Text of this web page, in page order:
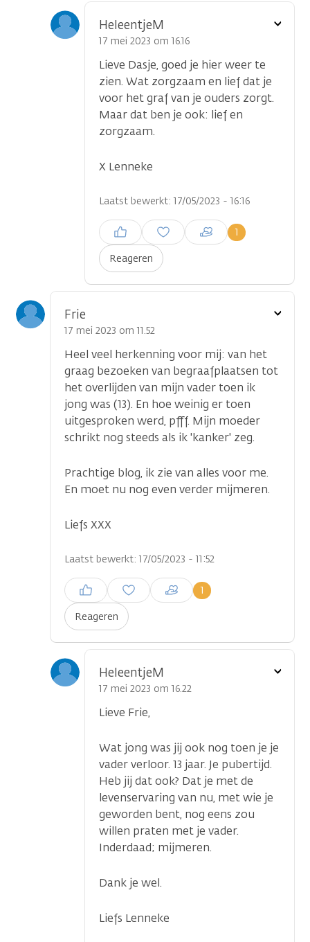
HeleentjeM
17 mei 2023 om 16.16
Lieve Dasje, goed je hier weer te
zien. Wat zorgzaam en lief dat je
voor het graf van je ouders zorgt.
Maar dat ben je ook: lief en
zorgzaam.
X Lenneke
Laatst bewerkt: 17/05/2023 - 16:16
Reageren
1
Inloggen om een reactie te
plaatsen
Toon
Frie
17 mei 2023 om 11.52
Heel veel herkenning voor mij: van het
graag bezoeken van begraafplaatsen tot
het overlijden van mijn vader toen ik
jong was (13). En hoe weinig er toen
uitgesproken werd, pfff. Mijn moeder
schrikt nog steeds als ik 'kanker' zeg.
Prachtige blog, ik zie van alles voor me.
En moet nu nog even verder mijmeren.
Liefs XXX
Laatst bewerkt: 17/05/2023 - 11:52
Reageren
1
Inloggen om een reactie te
plaatsen
Toon
HeleentjeM
17 mei 2023 om 16.22
Lieve Frie,
Wat jong was jij ook nog toen je je
vader verloor. 13 jaar. Je pubertijd.
Heb jij dat ook? Dat je met de
levenservaring van nu, met wie je
geworden bent, nog eens zou
willen praten met je vader.
Inderdaad; mijmeren.
Dank je wel.
Liefs Lenneke
Toon